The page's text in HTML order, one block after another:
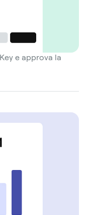
e approva la